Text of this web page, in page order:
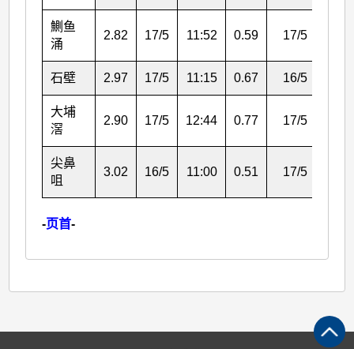
鰂 鱼
涌
2.82 17/5 11:52 0.59 17/5
石壁 2.97 17/5 11:15 0.67 16/5
大埔
滘
2.90 17/5 12:44 0.77 17/5
尖鼻
咀
3.02 16/5 11:00 0.51 17/5
-页首-